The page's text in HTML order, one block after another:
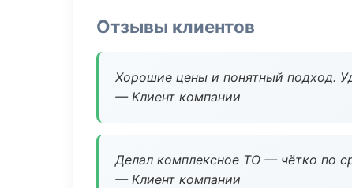
Отзывы клиентов
Хорошие цены и понятный подход.
— Клиент компании
Делал комплексное ТО — чётко по
— Клиент компании